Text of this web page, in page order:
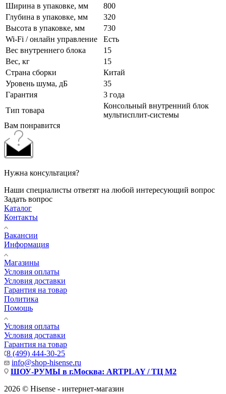
Ширина в упаковке, мм
800
Глубина в упаковке, мм
320
Высота в упаковке, мм
730
Wi-Fi / онлайн управление
Есть
Вес внутреннего блока
15
Вес, кг
15
Страна сборки
Китай
Уровень шума, дБ
35
Гарантия
3 года
Тип товара
Консольный внутренний блок
мультисплит-системы
Вам понравится
Нужна консультация?
Наши специалисты ответят на любой интересующий вопрос
Задать вопрос
Каталог
Контакты
Вакансии
Информация
Магазины
Условия оплаты
Условия доставки
Гарантия на товар
Политика
Помощь
Условия оплаты
Условия доставки
Гарантия на товар
8 (499) 444-30-25
info@shop-hisense.ru
ШОУ-РУМЫ в г.Москва: ARTPLAY / ТЦ М2
2026 © Hisense - интернет-магазин